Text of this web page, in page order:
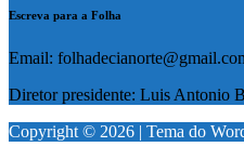
Escreva para a Folha
Email:
Diretor presidente: Luis Antonio
Copyright © 2026 | Tema do